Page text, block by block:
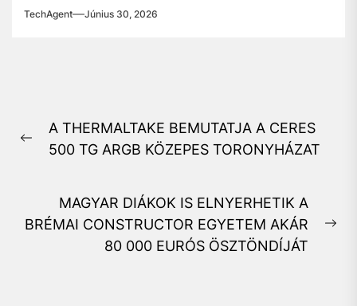
TechAgent Június 30, 2026
navigáció
Previous
A THERMALTAKE BEMUTATJA A CERES
500 TG ARGB KÖZEPES TORONYHÁZAT
MAGYAR DIÁKOK IS ELNYERHETIK A
BRÉMAI CONSTRUCTOR EGYETEM AKÁR
80 000 EURÓS ÖSZTÖNDÍJÁT